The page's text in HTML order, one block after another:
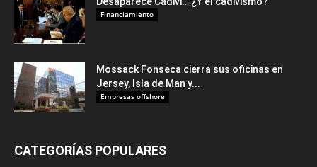
Financiamiento
Mossack Fonseca cierra sus oficinas en
Jersey, Isla de Man y...
Empresas offshore
CATEGORÍAS POPULARES